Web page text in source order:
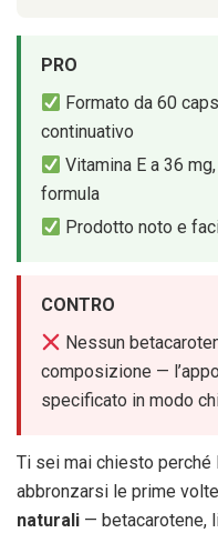
PRO
Formato da 60
continuativo
Vitamina E a 36
formula
Prodotto noto e
CONTRO
Nessun
composizione —
specificato in modo
Ti sei mai chiesto
abbronzarsi le prime
naturali — betacarotene,